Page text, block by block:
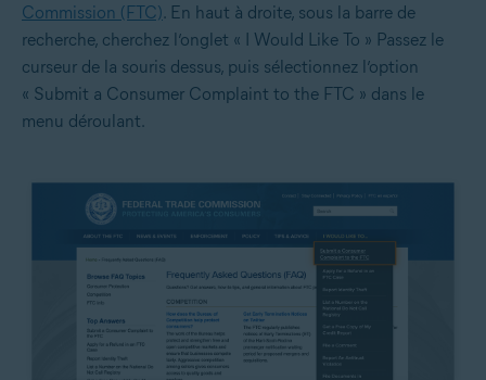
Commission (FTC). En haut à droite, sous la barre de
recherche, cherchez l’onglet « I Would Like To » Passez le
curseur de la souris dessus, puis sélectionnez l’option
« Submit a Consumer Complaint to the FTC » dans le
menu déroulant.